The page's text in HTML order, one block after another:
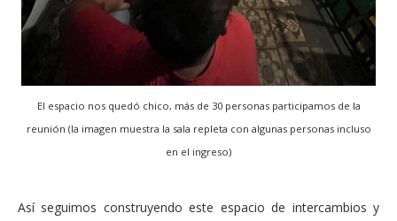
El espacio nos quedó chico, más de 30 personas participamos de la
reunión (la imagen muestra la sala repleta con algunas personas incluso
en el ingreso)
Así seguimos construyendo este espacio de intercambios y